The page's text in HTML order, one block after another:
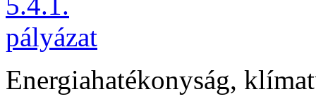
Energiahatékonyság,